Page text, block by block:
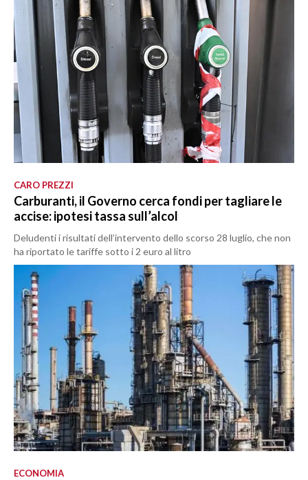
CARO PREZZI
Carburanti, il Governo cerca fondi per tagliare le
accise: ipotesi tassa sull’alcol
Deludenti i risultati dell’intervento dello scorso 28 luglio, che non
ha riportato le tariffe sotto i 2 euro al litro
ECONOMIA